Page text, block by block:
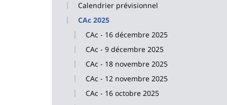
Calendrier prévisionnel
CAc 2025
CAc - 16 décembre 2025
CAc - 9 décembre 2025
CAc - 18 novembre 2025
CAc - 12 novembre 2025
CAc - 16 octobre 2025